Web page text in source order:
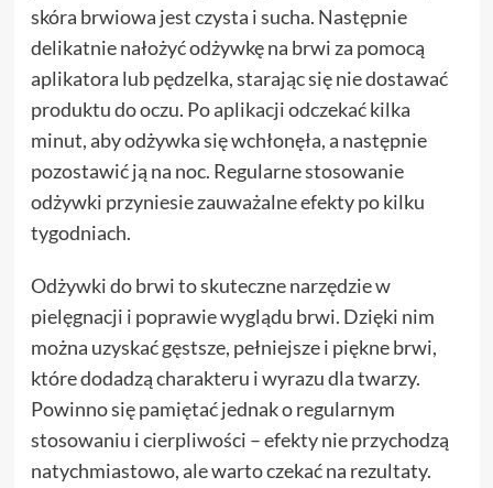
skóra brwiowa jest czysta i sucha. Następnie
delikatnie nałożyć odżywkę na brwi za pomocą
aplikatora lub pędzelka, starając się nie dostawać
produktu do oczu. Po aplikacji odczekać kilka
minut, aby odżywka się wchłonęła, a następnie
pozostawić ją na noc. Regularne stosowanie
odżywki przyniesie zauważalne efekty po kilku
tygodniach.
Odżywki do brwi to skuteczne narzędzie w
pielęgnacji i poprawie wyglądu brwi. Dzięki nim
można uzyskać gęstsze, pełniejsze i piękne brwi,
które dodadzą charakteru i wyrazu dla twarzy.
Powinno się pamiętać jednak o regularnym
stosowaniu i cierpliwości – efekty nie przychodzą
natychmiastowo, ale warto czekać na rezultaty.